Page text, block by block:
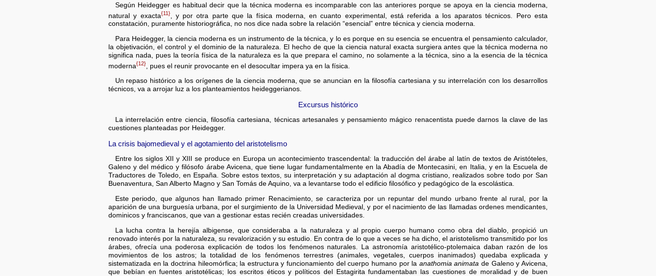
Según Heidegger es habitual decir que la técnica moderna es incomparable con las anteriores porque se apoya en la ciencia moderna,
natural y exacta{11}, y por otra parte que la física moderna, en cuanto experimental, está referida a los aparatos técnicos. Pero esta
constatación, puramente historiográfica, no nos dice nada sobre la relación “esencial” entre técnica y ciencia moderna.
Para Heidegger, la ciencia moderna es un instrumento de la técnica, y lo es porque en su esencia se encuentra el pensamiento calculador,
la objetivación, el control y el dominio de la naturaleza. El hecho de que la ciencia natural exacta surgiera antes que la técnica moderna no
significa nada, pues la teoría física de la naturaleza es la que prepara el camino, no solamente a la técnica, sino a la esencia de la técnica
moderna{12} , pues el reunir provocante en el desocultar impera ya en la física.
Un repaso histórico a los orígenes de la ciencia moderna, que se anuncian en la filosofía cartesiana y su interrelación con los desarrollos
técnicos, va a arrojar luz a los planteamientos heideggerianos.
Excursus histórico
La interrelación entre ciencia, filosofía cartesiana, técnicas artesanales y pensamiento mágico renacentista puede darnos la clave de las
cuestiones planteadas por Heidegger.
La crisis bajomedieval y el agotamiento del aristotelismo
Entre los siglos XII y XIII se produce en Europa un acontecimiento trascendental: la traducción del árabe al latín de textos de Aristóteles,
Galeno y del médico y filósofo árabe Avicena, que tiene lugar fundamentalmente en la Abadía de Montecasini, en Italia, y en la Escuela de
Traductores de Toledo, en España. Sobre estos textos, su interpretación y su adaptación al dogma cristiano, realizados sobre todo por San
Buenaventura, San Alberto Magno y San Tomás de Aquino, va a levantarse todo el edificio filosófico y pedagógico de la escolástica.
Este periodo, que algunos han llamado primer Renacimiento, se caracteriza por un repuntar del mundo urbano frente al rural, por la
aparición de una burguesía urbana, por el surgimiento de la Universidad Medieval, y por el nacimiento de las llamadas ordenes mendicantes,
dominicos y franciscanos, que van a gestionar estas recién creadas universidades.
La lucha contra la herejía albigense, que consideraba a la naturaleza y al propio cuerpo humano como obra del diablo, propició un
renovado interés por la naturaleza, su revalorización y su estudio. En contra de lo que a veces se ha dicho, el aristotelismo transmitido por los
árabes, ofrecía una poderosa explicación de todos los fenómenos naturales. La astronomía aristotélico-ptolemaica daban razón de los
movimientos de los astros; la totalidad de los fenómenos terrestres (animales, vegetales, cuerpos inanimados) quedaba explicada y
sistematizada en la doctrina hileomórfica; la estructura y funcionamiento del cuerpo humano por la anathomia animata de Galeno y Avicena,
que bebían en fuentes aristotélicas; los escritos éticos y políticos del Estagirita fundamentaban las cuestiones de moralidad y de buen